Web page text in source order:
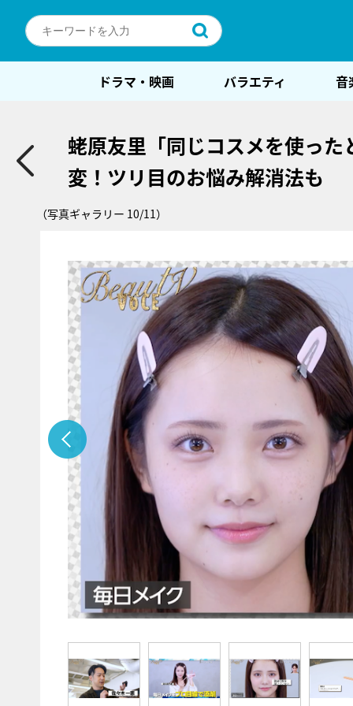
ドラマ・映画 バラエティ 音
蛯原友里「同じコスメを使っ
変！ツリ目のお悩み解消法も
（写真ギャラリー 10/11）